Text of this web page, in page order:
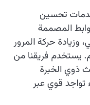
تحسين
المصممة
حركة المرور
يستخدم فريقنا من
الخبرة
تواجد قوي عبر